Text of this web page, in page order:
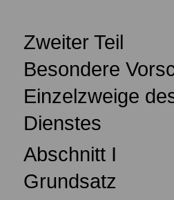
Zweiter Teil
Besondere
Einzelzweige
Dienstes
Abschnitt I
Grundsatz